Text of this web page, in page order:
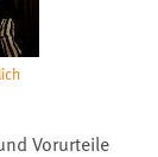
Vorurteile